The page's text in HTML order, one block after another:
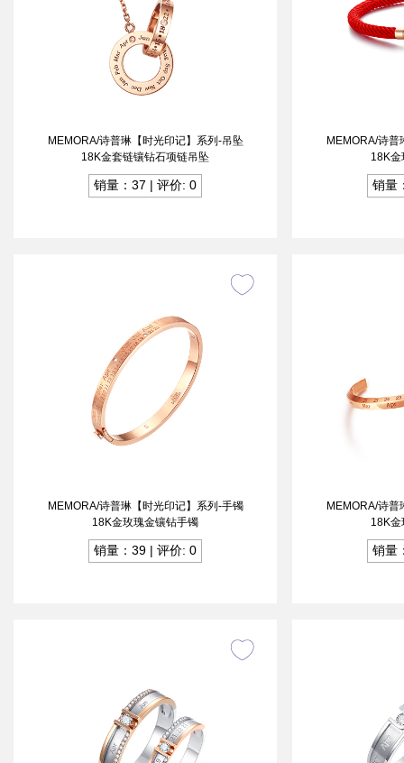
MEMORA/诗普琳【时光印记】系列-吊坠
18K金套链镶钻石项链吊坠
销量：37 | 评价: 0
MEMORA/诗
18K金
销量
MEMORA/诗普琳【时光印记】系列-手镯
18K金玫瑰金镶钻手镯
销量：39 | 评价: 0
MEMORA/诗
18K金
销量